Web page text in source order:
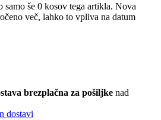
samo še 0 kosov tega artikla. Nova
več, lahko to vpliva na datum
brezplačna za pošiljke nad
dostavi